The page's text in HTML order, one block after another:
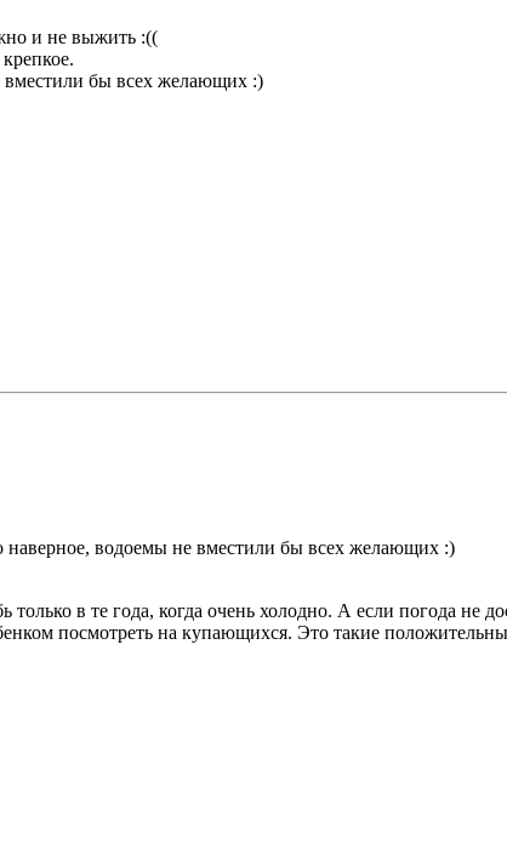
и не выжить :((
бы всех желающих :)
водоемы не вместили бы всех желающих :)
в те года, когда очень холодно. А если погода не
посмотреть на купающихся. Это такие